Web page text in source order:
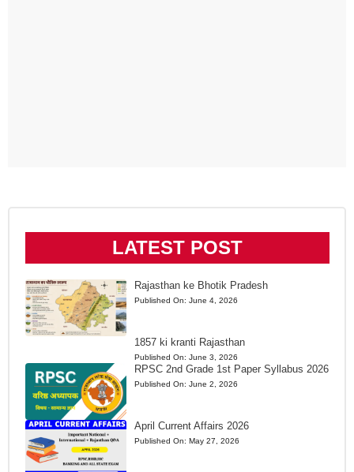
LATEST POST
Rajasthan ke Bhotik Pradesh
Published On: June 4, 2026
1857 ki kranti Rajasthan
Published On: June 3, 2026
RPSC 2nd Grade 1st Paper Syllabus 2026
Published On: June 2, 2026
April Current Affairs 2026
Published On: May 27, 2026